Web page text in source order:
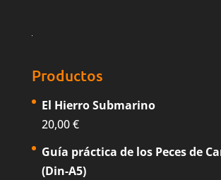
Productos
El Hierro Submarino
20,00€
Guía práctica de los Peces de
(Din-A5)